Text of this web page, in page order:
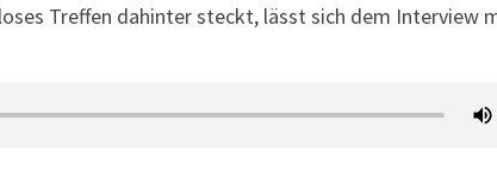
Treffen dahinter steckt, lässt sich dem Interview